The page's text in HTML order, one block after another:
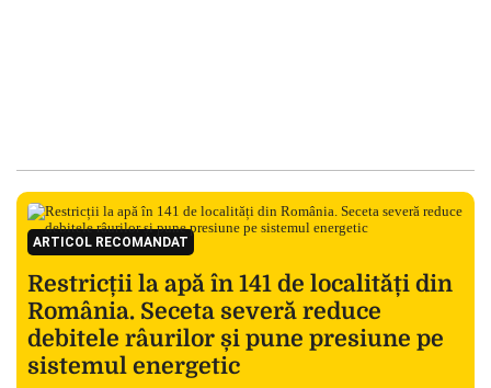
ARTICOL RECOMANDAT
Restricții la apă în 141 de localități din
România. Seceta severă reduce
debitele râurilor și pune presiune pe
sistemul energetic